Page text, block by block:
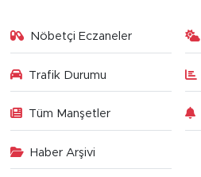
Nöbetçi Eczaneler
Trafik Durumu
Tüm Manşetler
Haber Arşivi